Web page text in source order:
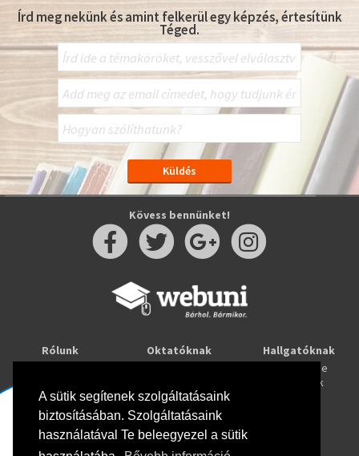
A sütik segítenek szolgáltatásaink
biztosításában. Szolgáltatásaink
használatával Te beleegyezel a sütik
Írd meg nekünk és amint felkerül egy képzés, értesítünk
Téged.
Kövess bennünket!
Rólunk
Oktatóknak
Webuni Stúdió
Hallgatóknak
Tanulj online
Képzések
Info
Adatkezelési tájékoztató
ÁSZF